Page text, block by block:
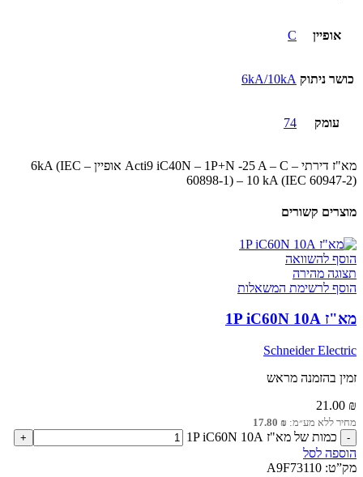
אופיין C
כושר ניתוק 6kA/10kA
עומק 74
מא"ז דירתי – Acti9 iC40N – 1P+N -25 A – C אופיין – 6kA (IEC
60898-1) – 10 kA (IEC 60947-2)
מוצרים קשורים
הוסף להשוואה
תצוגה מהירה
הוסף לרשימת המשאלות
מא"ז 1P iC60N 10A
Schneider Electric
זמין בהזמנה מראש
21.00 ₪
מחיר ללא מע״מ: 17.80 ₪
כמות של מא"ז 1P iC60N 10A
הוספה לסל
מק”ט: A9F73110